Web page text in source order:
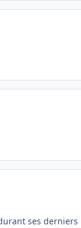
ses derniers